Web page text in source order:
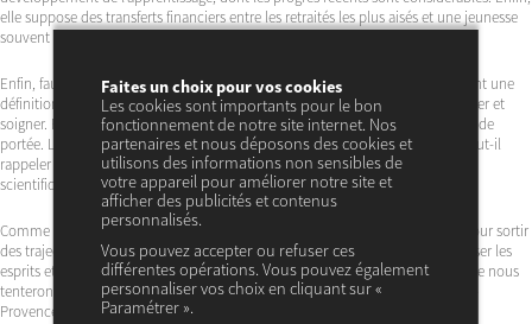
elle suppose des transferts financiers entre les retraités les plus aisés et une jeunesse
souvent délaissée.
Enfin, faut-il renoncer à l’idée même de progrès ? Les économistes en donnent une
définition simple : le progrès est ce qui permet de mieux nourrir, éduquer, loger et
soigner. Rien ne permet aujourd’hui d’affirmer que ces objectifs seraient hors de
portée. L’humanité a démontré à plusieurs reprises sa capacité de rebond. Faut-il
rappeler la désespérance qui était la nôtre il y a six ans et l’incroyable génie
scientifique qui a permis de lutter contre la pandémie ?
Comme pour les deux autres sujets, les ruptures intellectuelles nécessaires pour sortir
des trajectoires du passé ne sont pas aisées. La condition première est d’apaiser les
esprits et de les éloigner des tentations destructrices. C’est précisément ce que nous
tenterons de faire du 2 au 4 juillet lors des Rencontres Économiques d’Aix-en-
Provence.
Faites un choix pour vos cookies
Les cookies sont importants pour le bon
fonctionnement de notre site internet. Nos
partenaires et nous déposons des cookies et
utilisons des informations non sensibles de
votre appareil pour améliorer notre site et
afficher des publicités et contenus
personnalisés.
Vous pouvez accepter ou refuser ces
différentes opérations. Vous pouvez également
personnaliser vos choix en cliquant sur «
Paramétrer ».